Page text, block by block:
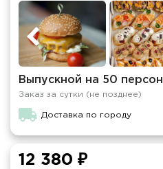
Выпускной на 50 персон
Заказ за сутки (не позднее)
Доставка по городу
12 380 ₽